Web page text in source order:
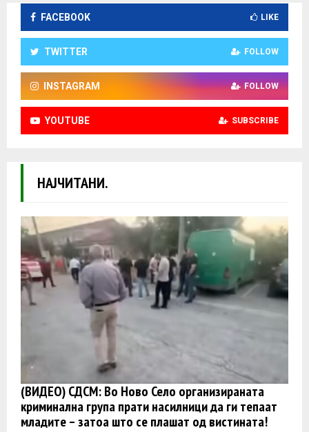
FACEBOOK LIKE
TWITTER FOLLOW
INSTAGRAM FOLLOW
YOUTUBE SUBSCRIBE
НАЈЧИТАНИ.
(ВИДЕО) СДСМ: Во Ново Село организираната
криминална група прати насилници да ги тепаат
младите – затоа што се плашат од вистината!